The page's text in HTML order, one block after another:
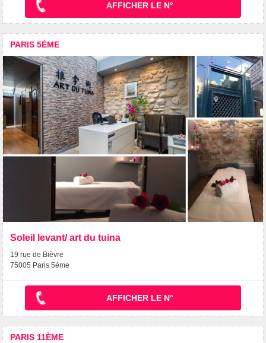
AFFICHER LE N°
PARIS 5ÈME
Soleil levant/ art du tuina
19 rue de Bièvre
75005 Paris 5ème
AFFICHER LE N°
PARIS 11ÈME